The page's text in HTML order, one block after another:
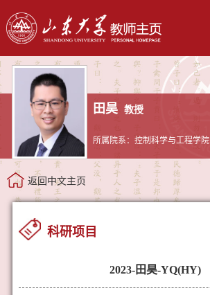
田昊 教授
所属院系：控制科学与工程学院
返回中文主页
科研项目
2023-田昊-YQ(HY)